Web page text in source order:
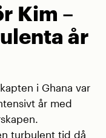
Kim –
år
i Ghana var
år med
turbulent tid då